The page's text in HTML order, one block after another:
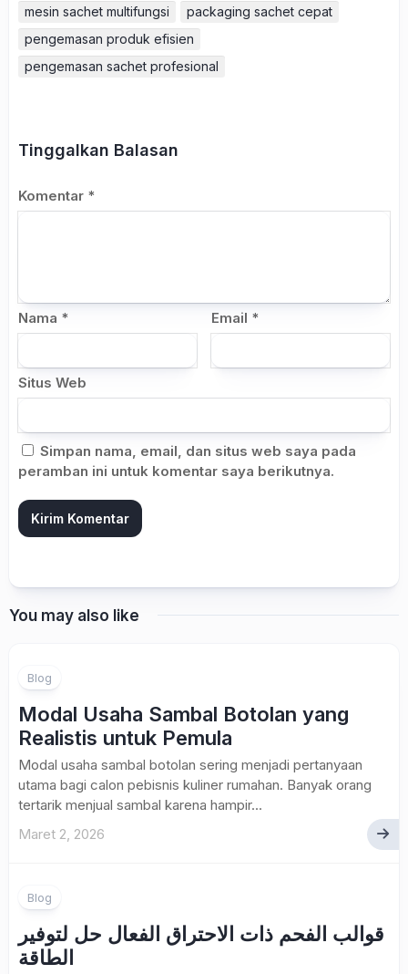
mesin sachet multifungsi
packaging sachet cepat
pengemasan produk efisien
pengemasan sachet profesional
Tinggalkan Balasan
Komentar *
Nama * Email *
Situs Web
Simpan nama, email, dan situs web saya pada
peramban ini untuk komentar saya berikutnya.
You may also like
Blog
Modal Usaha Sambal Botolan yang
Realistis untuk Pemula
Modal usaha sambal botolan sering menjadi pertanyaan
utama bagi calon pebisnis kuliner rumahan. Banyak orang
tertarik menjual sambal karena hampir...
Maret 2, 2026
Blog
قوالب الفحم ذات الاحتراق الفعال حل لتوفير
الطاقة